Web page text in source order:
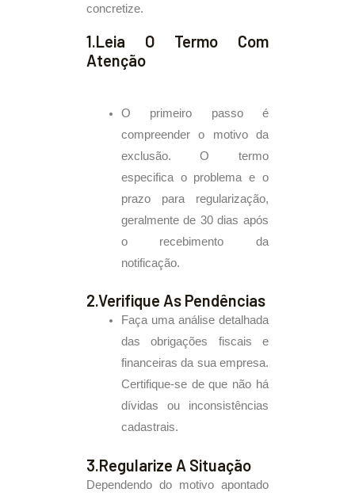
concretize.
1.Leia O Termo Com
Atenção
O primeiro passo é
compreender o motivo da
exclusão. O termo
especifica o problema e o
prazo para regularização,
geralmente de 30 dias após
o recebimento da
notificação.
2.Verifique As Pendências
Faça uma análise detalhada
das obrigações fiscais e
financeiras da sua empresa.
Certifique-se de que não há
dívidas ou inconsistências
cadastrais.
3.Regularize A Situação
Dependendo do motivo apontado